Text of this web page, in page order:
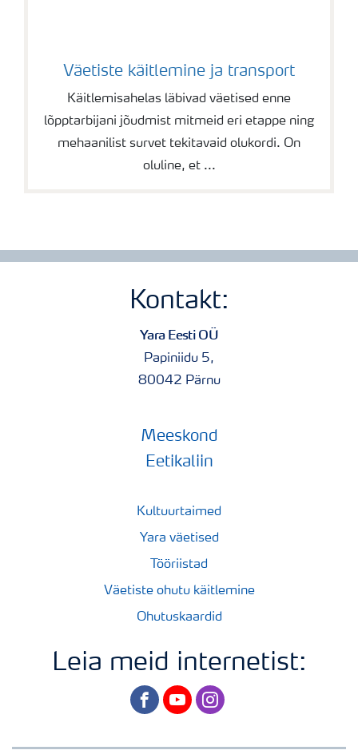
Väetiste käitlemine ja transport
Käitlemisahelas läbivad väetised enne
lõpptarbijani jõudmist mitmeid eri etappe ning
mehaanilist survet tekitavaid olukordi. On
oluline, et ...
Kontakt:
Yara Eesti OÜ
Papiniidu 5,
80042 Pärnu
Meeskond
Eetikaliin
Kultuurtaimed
Yara väetised
Tööriistad
Väetiste ohutu käitlemine
Ohutuskaardid
Leia meid internetist:
facebookyoutubeinstagram